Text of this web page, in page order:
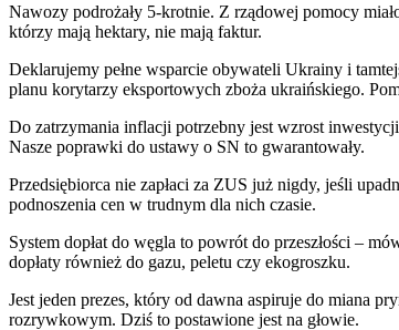
Nawozy podrożały 5-krotnie. Z rządowej pomocy
którzy mają hektary, nie mają faktur.
Deklarujemy pełne wsparcie obywateli Ukrainy i
planu korytarzy eksportowych zboża ukraińskiego.
Do zatrzymania inflacji potrzebny jest wzrost
Nasze poprawki do ustawy o SN to gwarantowały.
Przedsiębiorca nie zapłaci za ZUS już nigdy, jeśli
podnoszenia cen w trudnym dla nich czasie.
System dopłat do węgla to powrót do przeszłości –
dopłaty również do gazu, peletu czy ekogroszku.
Jest jeden prezes, który od dawna aspiruje do miana
rozrywkowym. Dziś to postawione jest na głowie.